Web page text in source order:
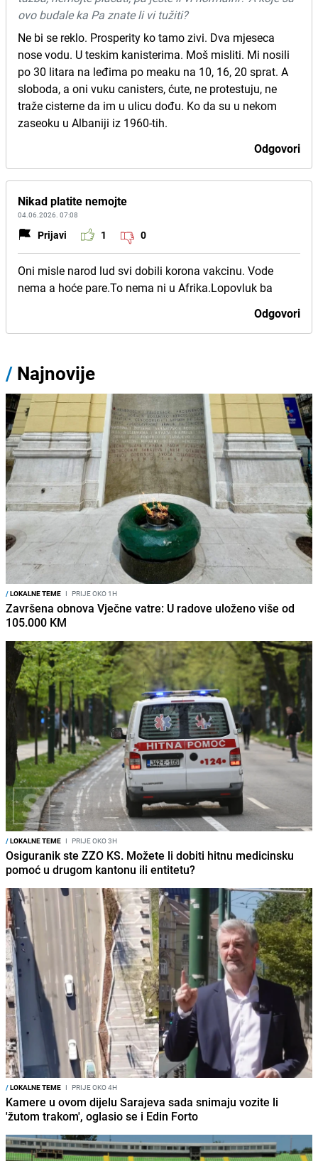
ovo budale ka Pa znate li vi tužiti?
Ne bi se reklo. Prosperity ko tamo zivi. Dva mjeseca
nose vodu. U teskim kanisterima. Moš misliti. Mi nosili
po 30 litara na leđima po meaku na 10, 16, 20 sprat. A
sloboda, a oni vuku canisters, ćute, ne protestuju, ne
traže cisterne da im u ulicu dođu. Ko da su u nekom
zaseoku u Albaniji iz 1960-tih.
Odgovori
Nikad platite nemojte
04.06.2026. 07:08
Prijavi 1 0
Oni misle narod lud svi dobili korona vakcinu. Vode
nema a hoće pare.To nema ni u Afrika.Lopovluk ba
Odgovori
/ Najnovije
/LOKALNE TEME I PRIJE OKO 1H
Završena obnova Vječne vatre: U radove uloženo više od
105.000 KM
/LOKALNE TEME I PRIJE OKO 3H
Osiguranik ste ZZO KS. Možete li dobiti hitnu medicinsku
pomoć u drugom kantonu ili entitetu?
/LOKALNE TEME I PRIJE OKO 4H
Kamere u ovom dijelu Sarajeva sada snimaju vozite li
'žutom trakom', oglasio se i Edin Forto